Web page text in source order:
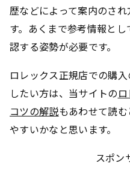
歴などによって案内のさ
す。あくまで参考情報と
認する姿勢が必要です。
ロレックス正規店での購
したい方は、当サイトの
コツの解説もあわせて読
やすいかなと思います。
スポン